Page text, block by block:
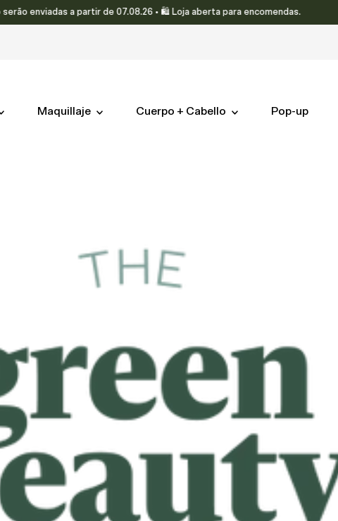
enviadas a partir de 07.08.26 • 🛍️ Loja aberta para encomendas.
Maquillaje Cuerpo + Cabello Pop-up